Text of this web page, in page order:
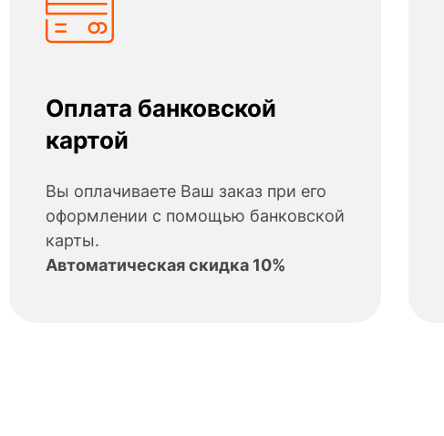
Оплата банковской
картой
Вы оплачиваете Ваш заказ при его
оформлении с помощью банковской
карты.
Автоматическая скидка 10%